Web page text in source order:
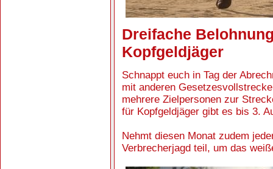
Dreifache
Kopfgeldjäger
Schnappt euch in Tag der
mit anderen
mehrere Zielpersonen zur
für Kopfgeldjäger gibt es bis 3.
Nehmt diesen Monat zudem
Verbrecherjagd teil, um das